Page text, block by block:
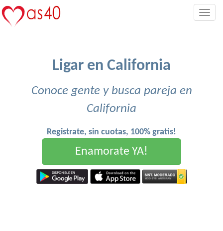
Ligar en California
Conoce gente y busca pareja en
California
Registrate, sin cuotas, 100% gratis!
Enamorate YA!